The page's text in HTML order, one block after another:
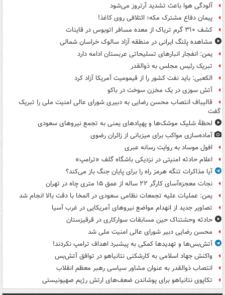
آلودگی هوا باعث تشدید آرتروز می‌شود
پیمان دفاع مشترک مکه؛ ائتلافی روی کاغذ!
کشف ۳۱۰ گرم تریاک از معده مسافر اتوبوس در قاینات
مشاهده پلنگ ایرانی در منطقه آزاد سالوک خراسان شمالی
یمن: انفجار انبارهای تسلیحاتی عربستان ادامه دارد
تبریک رئیس مجلس به ذوالقدر
الکعبی: باید نفت کشور را از قیمومیت آمریکا آزاد کرد
آتش سوزی در یک مخزن سوخت در باکو
قالیباف انتصاب محسن رضایی به دبیری شورای عالی امنیت ملی را تبریک
گفت
لحظۀ شلیک موشک‌ها و پهپادهای یمنی به تجمع نیروهای سعودی
آماده‌سازی مواکب برای میزبانی از زائران رضوی
افول موساد به روایت رسانه عبری
اعلام حادثه امنیتی در نزدیکی باشگاه گلف «ترامپ»
آیا مذاکرات تنگه هرمز راه را برای پایان جنگ باز می‌کند؟
نجات معجزه‌آسای کارگر ۲۲ ساله از عمق ۱۵ متری چاه در تهران
یمن: عملیات علیه تجمعات نظامی سعودی در المخا با دقت بالا انجام شد
تصاویر جدید از انهدام مواضع نیروهای آمریکایی در غرب آسیا
حادثه وحشتناک حین مسابقات سوارکاری در قرقیزستان
محسن رضایی دبیر شورای عالی امنیت ملی شد
آتش‌بس‌ها و تهدیدها کمکی به پیشبرد اهداف ترامپ نکردند!
واکنش جهاد اسلامی به کارشکنی نتانیاهو در توافق آتش‌بس
انتصاب ذوالقدر به عنوان مشاور سیاسی رهبر معظم انقلاب
تکاپوی نتانیاهو برای پوشاندن ضعف‌های ارتش رژیم صهیونیستی